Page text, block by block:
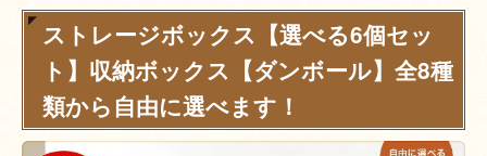
ストレージボックス【選べる6個セッ
ト】収納ボックス【ダンボール】全8種
類から自由に選べます！